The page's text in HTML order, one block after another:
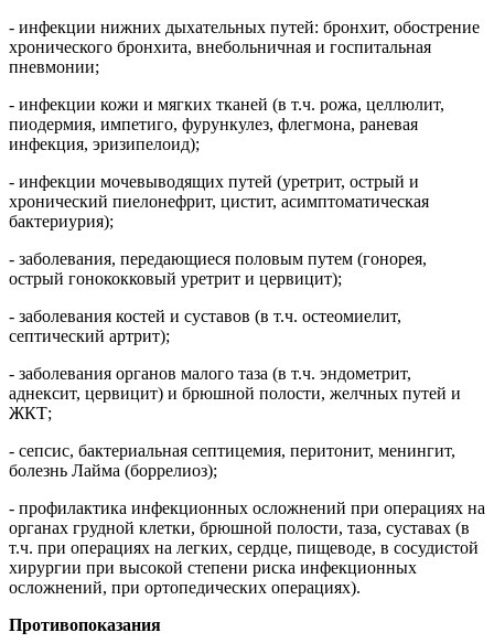
- инфекции нижних дыхательных путей: бронхит, обострение
хронического бронхита, внебольничная и госпитальная
пневмонии;
- инфекции кожи и мягких тканей (в т.ч. рожа, целлюлит,
пиодермия, импетиго, фурункулез, флегмона, раневая
инфекция, эризипелоид);
- инфекции мочевыводящих путей (уретрит, острый и
хронический пиелонефрит, цистит, асимптоматическая
бактериурия);
- заболевания, передающиеся половым путем (гонорея,
острый гонококковый уретрит и цервицит);
- заболевания костей и суставов (в т.ч. остеомиелит,
септический артрит);
- заболевания органов малого таза (в т.ч. эндометрит,
аднексит, цервицит) и брюшной полости, желчных путей и
ЖКТ;
- сепсис, бактериальная септицемия, перитонит, менингит,
болезнь Лайма (боррелиоз);
- профилактика инфекционных осложнений при операциях на
органах грудной клетки, брюшной полости, таза, суставах (в
т.ч. при операциях на легких, сердце, пищеводе, в сосудистой
хирургии при высокой степени риска инфекционных
осложнений, при ортопедических операциях).
Противопоказания